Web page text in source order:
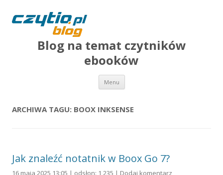
Blog na temat czytników
ebooków
Menu Przejdź do treści
ARCHIWA TAGU: BOOX INKSENSE
Jak znaleźć notatnik w Boox Go 7?
16 maja 2025 13:05 | odsłon: 1 235 | Dodaj komentarz